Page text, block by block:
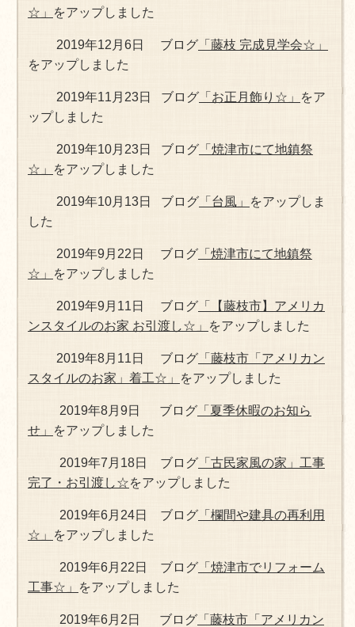
☆」
をアップしました
2019年12月6日 ブログ 「藤枝 完成見学会☆」
をアップしました
2019年11月23日 ブログ 「お正月飾り☆」
をア
ップしました
2019年10月23日 ブログ 「焼津市にて地鎮祭
☆」
をアップしました
2019年10月13日 ブログ 「台風」
をアップしま
した
2019年9月22日 ブログ 「焼津市にて地鎮祭
☆」
をアップしました
2019年9月11日 ブログ 「【藤枝市】アメリカ
ンスタイルのお家 お引渡し☆」
をアップしました
2019年8月11日 ブログ 「藤枝市「アメリカン
スタイルのお家」着工☆」
をアップしました
2019年8月9日 ブログ 「夏季休暇のお知ら
せ」
をアップしました
2019年7月18日 ブログ 「古民家風の家」工事
完了・お引渡し☆をアップしました
2019年6月24日 ブログ 「欄間や建具の再利用
☆」
をアップしました
2019年6月22日 ブログ 「焼津市でリフォーム
工事☆」
をアップしました
2019年6月2日 ブログ 「藤枝市「アメリカン